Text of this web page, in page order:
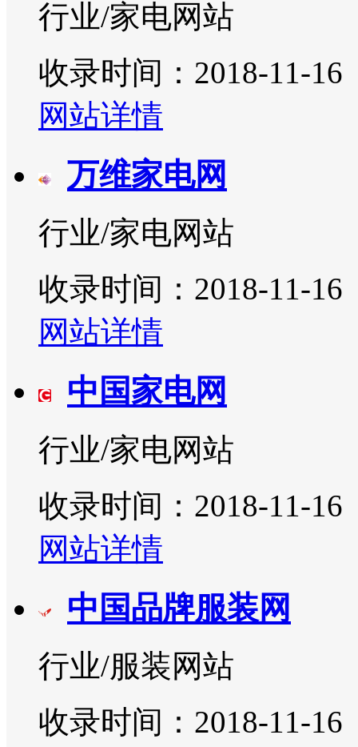
行业/家电网站
收录时间：2018-11-16
网站详情
万维家电网
行业/家电网站
收录时间：2018-11-16
网站详情
中国家电网
行业/家电网站
收录时间：2018-11-16
网站详情
中国品牌服装网
行业/服装网站
收录时间：2018-11-16